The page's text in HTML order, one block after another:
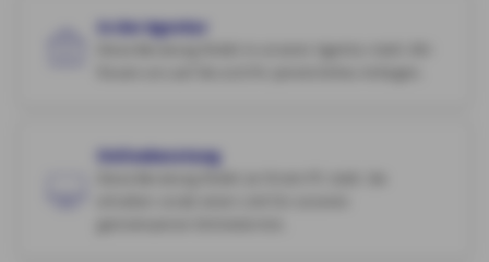
In der Agentur
Onlineberatung